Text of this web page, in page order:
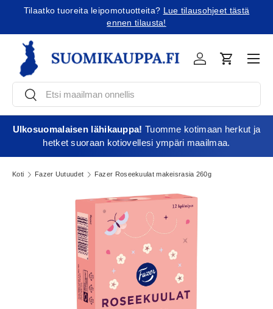
Tilaatko tuoreita leipomotuotteita? Lue tilausohjeet tästä
ennen tilausta!
EtsiEtsi
KirjauduOstoskori
Ulkosuomalaisen lähikauppa! Tuomme kotimaan herkut ja
hetket suoraan kotiovellesi ympäri maailmaa.
Koti Fazer Uutuudet Fazer Roseekuulat makeisrasia 260g